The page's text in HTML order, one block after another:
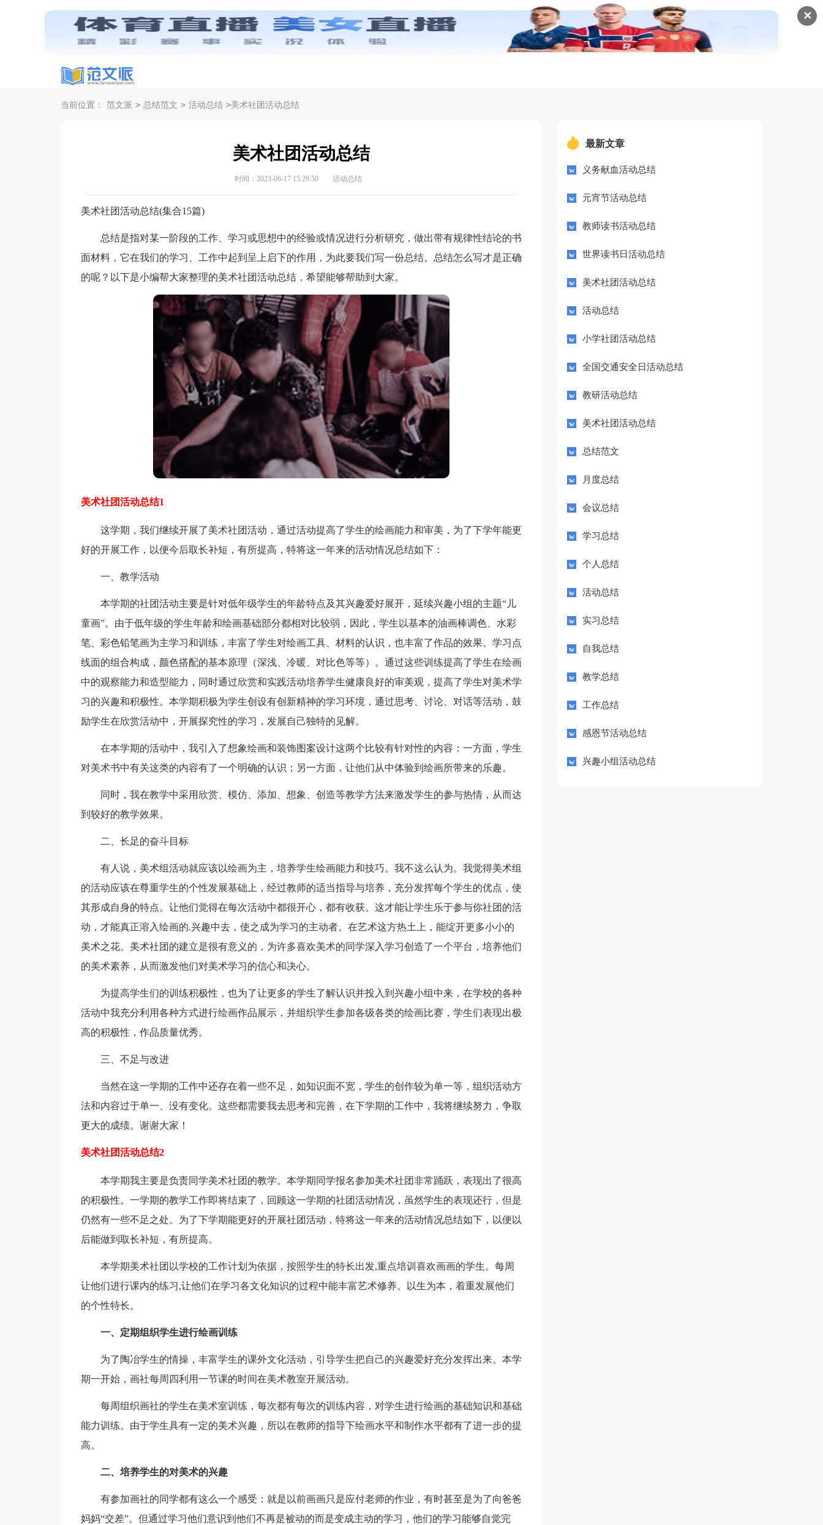
✕
当前位置： 范文派 > 总结范文 > 活动总结 >美术社团活动总结
美术社团活动总结
时间：2023-06-17 15:29:50 活动总结
美术社团活动总结(集合15篇)
总结是指对某一阶段的工作、学习或思想中的经验或情况进行分析研究，做出带有规律性结论的书
面材料，它在我们的学习、工作中起到呈上启下的作用，为此要我们写一份总结。总结怎么写才是正确
的呢？以下是小编帮大家整理的美术社团活动总结，希望能够帮助到大家。
美术社团活动总结1
这学期，我们继续开展了美术社团活动，通过活动提高了学生的绘画能力和审美，为了下学年能更
好的开展工作，以便今后取长补短，有所提高，特将这一年来的活动情况总结如下：
一、教学活动
本学期的社团活动主要是针对低年级学生的年龄特点及其兴趣爱好展开，延续兴趣小组的主题“儿
童画”。由于低年级的学生年龄和绘画基础部分都相对比较弱，因此，学生以基本的油画棒调色、水彩
笔、彩色铅笔画为主学习和训练，丰富了学生对绘画工具、材料的认识，也丰富了作品的效果。学习点
线面的组合构成，颜色搭配的基本原理（深浅、冷暖、对比色等等）。通过这些训练提高了学生在绘画
中的观察能力和造型能力，同时通过欣赏和实践活动培养学生健康良好的审美观，提高了学生对美术学
习的兴趣和积极性。本学期积极为学生创设有创新精神的学习环境，通过思考、讨论、对话等活动，鼓
励学生在欣赏活动中，开展探究性的学习，发展自己独特的见解。
在本学期的活动中，我引入了想象绘画和装饰图案设计这两个比较有针对性的内容：一方面，学生
对美术书中有关这类的内容有了一个明确的认识；另一方面，让他们从中体验到绘画所带来的乐趣。
同时，我在教学中采用欣赏、模仿、添加、想象、创造等教学方法来激发学生的参与热情，从而达
到较好的教学效果。
二、长足的奋斗目标
有人说，美术组活动就应该以绘画为主，培养学生绘画能力和技巧。我不这么认为。我觉得美术组
的活动应该在尊重学生的个性发展基础上，经过教师的适当指导与培养，充分发挥每个学生的优点，使
其形成自身的特点。让他们觉得在每次活动中都很开心，都有收获。这才能让学生乐于参与你社团的活
动，才能真正溶入绘画的.兴趣中去，使之成为学习的主动者。在艺术这方热土上，能绽开更多小小的
美术之花。美术社团的建立是很有意义的，为许多喜欢美术的同学深入学习创造了一个平台，培养他们
的美术素养，从而激发他们对美术学习的信心和决心。
为提高学生们的训练积极性，也为了让更多的学生了解认识并投入到兴趣小组中来，在学校的各种
活动中我充分利用各种方式进行绘画作品展示，并组织学生参加各级各类的绘画比赛，学生们表现出极
高的积极性，作品质量优秀。
三、不足与改进
当然在这一学期的工作中还存在着一些不足，如知识面不宽，学生的创作较为单一等，组织活动方
法和内容过于单一、没有变化。这些都需要我去思考和完善，在下学期的工作中，我将继续努力，争取
更大的成绩。谢谢大家！
美术社团活动总结2
本学期我主要是负责同学美术社团的教学。本学期同学报名参加美术社团非常踊跃，表现出了很高
的积极性。一学期的教学工作即将结束了，回顾这一学期的社团活动情况，虽然学生的表现还行，但是
仍然有一些不足之处。为了下学期能更好的开展社团活动，特将这一年来的活动情况总结如下，以便以
后能做到取长补短，有所提高。
本学期美术社团以学校的工作计划为依据，按照学生的特长出发,重点培训喜欢画画的学生。每周
让他们进行课内的练习,让他们在学习各文化知识的过程中能丰富艺术修养。以生为本，着重发展他们
的个性特长。
一、定期组织学生进行绘画训练
为了陶冶学生的情操，丰富学生的课外文化活动，引导学生把自己的兴趣爱好充分发挥出来。本学
期一开始，画社每周四利用一节课的时间在美术教室开展活动。
每周组织画社的学生在美术室训练，每次都有每次的训练内容，对学生进行绘画的基础知识和基础
能力训练。由于学生具有一定的美术兴趣，所以在教师的指导下绘画水平和制作水平都有了进一步的提
高。
二、培养学生的对美术的兴趣
有参加画社的同学都有这么一个感受：就是以前画画只是应付老师的作业，有时甚至是为了向爸爸
妈妈“交差”。但通过学习他们意识到他们不再是被动的而是变成主动的学习，他们的学习能够自觉完
最新文章
义务献血活动总结
元宵节活动总结
教师读书活动总结
世界读书日活动总结
美术社团活动总结
活动总结
小学社团活动总结
全国交通安全日活动总结
教研活动总结
美术社团活动总结
总结范文
月度总结
会议总结
学习总结
个人总结
活动总结
实习总结
自我总结
教学总结
工作总结
感恩节活动总结
兴趣小组活动总结